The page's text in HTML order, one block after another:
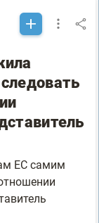
ЕС самим